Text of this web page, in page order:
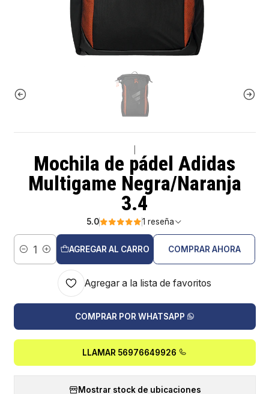
Mochila de pádel Adidas
Multigame Negra/Naranja
3.4
5.0 1 reseña
Cantidad
AGREGAR AL CARRO COMPRAR AHORA
Agregar a la lista de favoritos
COMPRAR POR WHATSAPP
LLAMAR 56976649926
Mostrar stock de ubicaciones